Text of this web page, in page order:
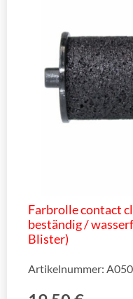
Farbrolle contact
beständig /
Blister)
Artikelnummer: